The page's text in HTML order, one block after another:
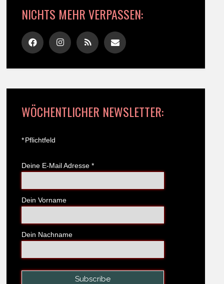
NICHTS MEHR VERPASSEN:
WÖCHENTLICHER NEWSLETTER:
*Pflichtfeld
Deine E-Mail Adresse *
Dein Vorname
Dein Nachname